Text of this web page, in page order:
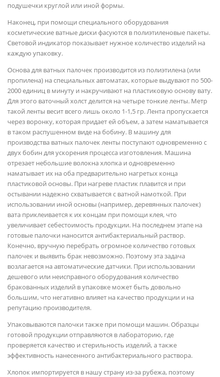
подушечки круглой или иной формы.
Наконец, при помощи специального оборудования
косметические ватные диски фасуются в полиэтиленовые пакеты.
Световой индикатор показывает нужное количество изделий на
каждую упаковку.
Основа для ватных палочек производится из полиэтилена (или
пропилена) на специальных автоматах, которые выдувают по 500-
2000 единиц в минуту и накручивают на пластиковую основу вату.
Для этого ваточный холст делится на четыре тонкие ленты. Метр
такой ленты весит всего лишь около 1-1,5 гр. Лента пропускается
через воронку, которая придает ей объем, а затем наматывается
в таком распушенном виде на бобину. В машину для
производства ватных палочек ленты поступают одновременно с
двух бобин для ускорения процесса изготовления. Машина
отрезает небольшие волокна хлопка и одновременно
наматывает их на оба предварительно нагретых конца
пластиковой основы. При нагреве пластик плавится и при
остывании надежно схватывается с ватной намоткой. При
использовании иной основы (например, деревянных палочек)
вата приклеивается к их концам при помощи клея, что
увеличивает себестоимость продукции. На последнем этапе на
готовые палочки наносится антибактериальный раствор.
Конечно, вручную перебрать огромное количество готовых
палочек и выявить брак невозможно. Поэтому эта задача
возлагается на автоматические датчики. При использовании
дешевого или неисправного оборудования количество
бракованных изделий в упаковке может быть довольно
большим, что негативно влияет на качество продукции и на
репутацию производителя.
Упаковываются палочки также при помощи машин. Образцы
готовой продукции отправляются в лабораторию, где
проверяется качество и стерильность изделий, а также
эффективность нанесенного антибактериального раствора.
Хлопок импортируется в нашу страну из-за рубежа, поэтому